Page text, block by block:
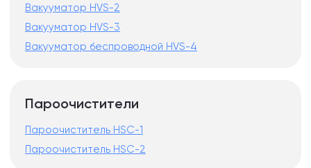
Вакууматор HVS-2
Вакууматор HVS-3
Вакууматор беспроводной HVS-4
Пароочистители
Пароочиститель HSC-1
Пароочиститель HSC-2